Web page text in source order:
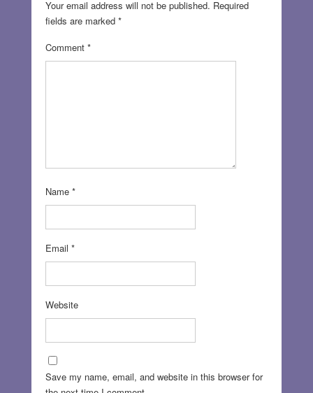
Your email address will not be published. Required
fields are marked *
Comment *
Name *
Email *
Website
Save my name, email, and website in this browser for